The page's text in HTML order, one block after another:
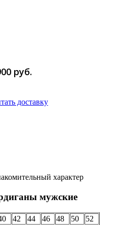
руб.
доставку
характер
мужские
42 44 46 48 50
52